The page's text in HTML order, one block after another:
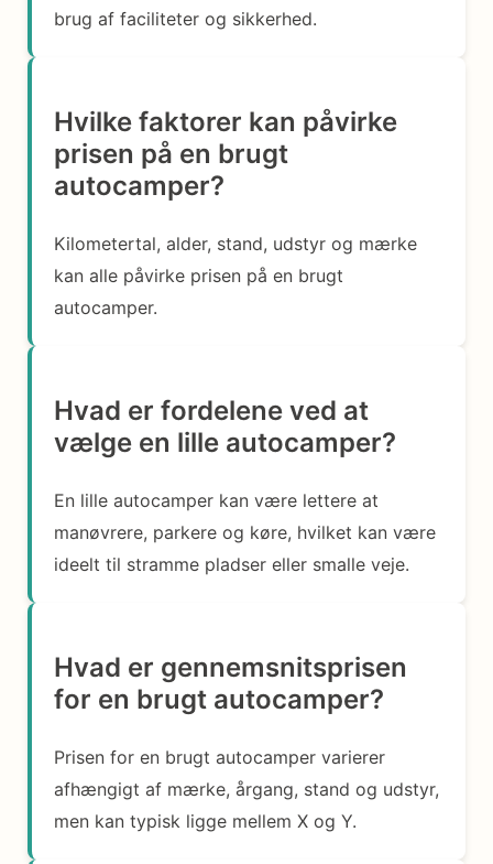
brug af faciliteter og sikkerhed.
Hvilke faktorer kan påvirke
prisen på en brugt
autocamper?
Kilometertal, alder, stand, udstyr og mærke
kan alle påvirke prisen på en brugt
autocamper.
Hvad er fordelene ved at
vælge en lille autocamper?
En lille autocamper kan være lettere at
manøvrere, parkere og køre, hvilket kan være
ideelt til stramme pladser eller smalle veje.
Hvad er gennemsnitsprisen
for en brugt autocamper?
Prisen for en brugt autocamper varierer
afhængigt af mærke, årgang, stand og udstyr,
men kan typisk ligge mellem X og Y.